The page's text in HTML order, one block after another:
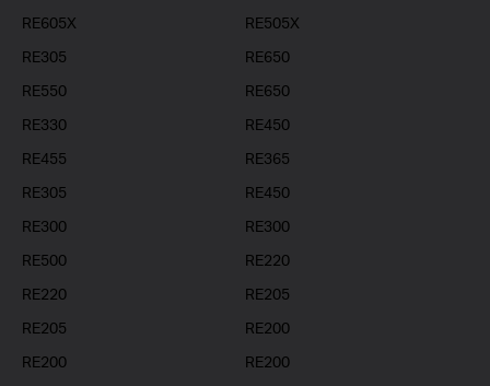
RE605X
RE505X
RE305
RE650
RE550
RE650
RE330
RE450
RE455
RE365
RE305
RE450
RE300
RE300
RE500
RE220
RE220
RE205
RE205
RE200
RE200
RE200